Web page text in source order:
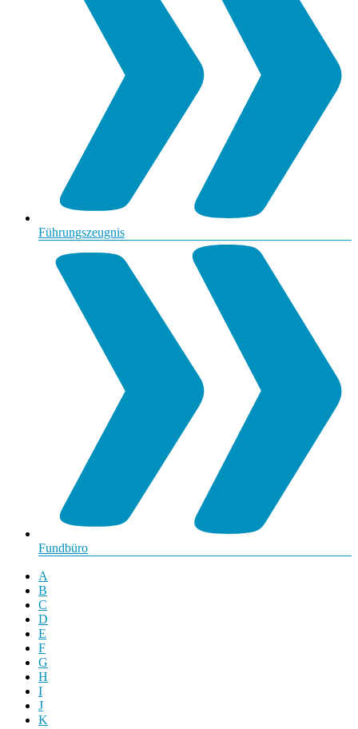
Führungszeugnis
Fundbüro
A
B
C
D
E
F
G
H
I
J
K